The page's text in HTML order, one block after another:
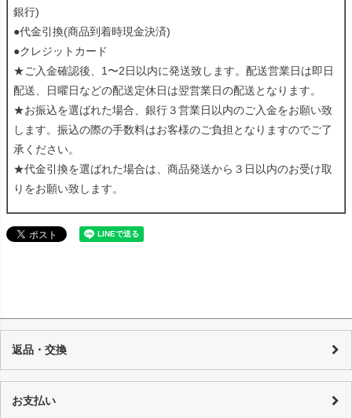
銀行)
●代金引換(商品到着時現金決済)
●クレジットカード
★ご入金確認後、1〜2日以内に発送致します。配送営業日は即日
配送、日曜日などの配送定休日は翌営業日の配送となります。
★お振込を選ばれた場合、銀行３営業日以内のご入金をお願い致
します。振込の際の手数料はお客様のご負担となりますのでご了
承ください。
★代金引換を選ばれた場合は、商品発送から３日以内のお受け取
りをお願い致します。
返品・交換
当店の商品は店頭でも販売しており、また基本的に1点物のUSED品とな
り随時在庫の調整を行っておりますが、反映までの時間に若干の誤差が
お支払い